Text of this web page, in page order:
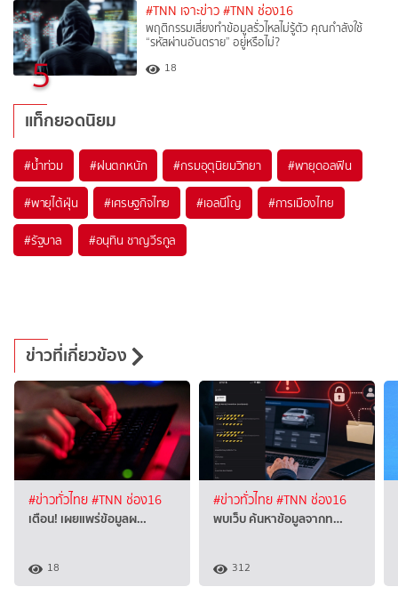
5
#TNN เจาะข่าว #TNN ช่อง16
พฤติกรรมเสี่ยงทำข้อมูลรั่วไหลไม่รู้ตัว คุณกำลังใช้
“รหัสผ่านอันตราย” อยู่หรือไม่?
18
แท็กยอดนิยม
#น้ำท่วม #ฝนตกหนัก #กรมอุตุนิยมวิทยา #พายุดอลฟิน
#พายุไต้ฝุ่น #เศรษฐกิจไทย #เอลนีโญ #การเมืองไทย
#รัฐบาล #อนุทิน ชาญวีรกูล
ข่าวที่เกี่ยวข้อง
#ข่าวทั่วไทย#TNN ช่อง16
เตือน! เผยแพร่ข้อมูลผ…
18
#ข่าวทั่วไทย#TNN ช่อง16
พบเว็บ ค้นหาข้อมูลจากท…
312